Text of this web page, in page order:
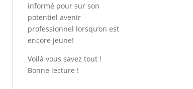
informé pour sur son
potentiel avenir
professionnel lorsqu’on est
encore jeune!
Voilà vous savez tout !
Bonne lecture !